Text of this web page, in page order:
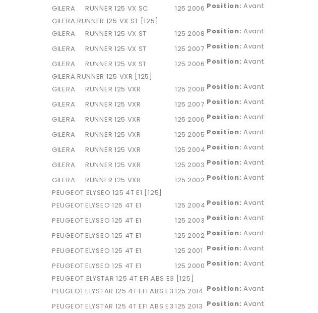
GILERA
RUNNER 125 VX SC 125 2006 Position: Avant
GILERA RUNNER 125 VX ST [125]
GILERA
RUNNER 125 VX ST 125 2008 Position: Avant
GILERA
RUNNER 125 VX ST 125 2007 Position: Avant
GILERA
RUNNER 125 VX ST 125 2006 Position: Avant
GILERA RUNNER 125 VXR [125]
GILERA
RUNNER 125 VXR 125 2008 Position: Avant
GILERA
RUNNER 125 VXR 125 2007 Position: Avant
GILERA
RUNNER 125 VXR 125 2006 Position: Avant
GILERA
RUNNER 125 VXR 125 2005 Position: Avant
GILERA
RUNNER 125 VXR 125 2004 Position: Avant
GILERA
RUNNER 125 VXR 125 2003 Position: Avant
GILERA
RUNNER 125 VXR 125 2002 Position: Avant
PEUGEOT ELYSEO 125 4T E1 [125]
PEUGEOTELYSEO 125 4T E1 125 2004 Position: Avant
PEUGEOTELYSEO 125 4T E1 125 2003 Position: Avant
PEUGEOTELYSEO 125 4T E1 125 2002 Position: Avant
PEUGEOTELYSEO 125 4T E1 125 2001 Position: Avant
PEUGEOTELYSEO 125 4T E1 125 2000 Position: Avant
PEUGEOT ELYSTAR 125 4T EFI ABS E3 [125]
PEUGEOTELYSTAR 125 4T EFI ABS E3 125 2014 Position: Avant
PEUGEOTELYSTAR 125 4T EFI ABS E3 125 2013 Position: Avant